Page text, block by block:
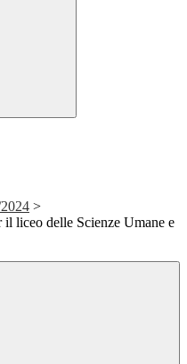
>
liceo delle Scienze Umane e